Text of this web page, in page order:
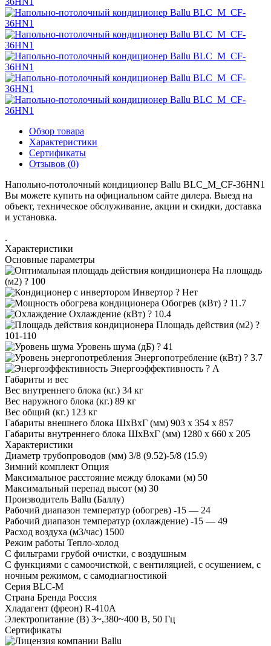
Обзор товара
Характеристики
Сертификаты
Отзывов (0)
Напольно-потолочный кондиционер Ballu BLC_M_CF-36HN1
Вы можете купить на официальном сайте дилера. Выезд на
объект, техническое обслуживание, акции и скидки, доставка
и установка.
.
Характеристики
Основные параметры
На площадь
(м2) ? 100
Инвертор ? Нет
Обогрев (кВт) ? 11.7
Охлаждение (кВт) ? 10.4
Площадь действия (м2) ?
101-110
Уровень шума (дБ) ? 41
Энергопотребление (кВт) ? 3.7
Энергоэффективность ? A
Габариты и вес
Вес внутреннего блока (кг.) 34 кг
Вес наружного блока (кг.) 89 кг
Вес общий (кг.) 123 кг
Габариты внешнего блока ШхВхГ (мм) 903 x 354 x 857
Габариты внутреннего блока ШхВхГ (мм) 1280 x 660 x 205
Характеристики
Диаметр трубопроводов (мм) 3/8 (9.52)-5/8 (15.9)
Зимний комплект Опция
Максимальное расстояние между блоками (м) 50
Максимальный перепад высот (м) 30
Производитель Ballu (Баллу)
Рабочий диапазон температур (обогрев) -15 — 24
Рабочий диапазон температур (охлаждение) -15 — 49
Расход воздуха (м3/час) 1500
Режим работы Тепло-холод
С фильтрами грубой очистки, с воздушным
С функциями с самоочисткой, с вентиляцией, с осушением, с
ночным режимом, с самодиагностикой
Серия BLC-M
Страна Бренда Россия
Хладагент (фреон) R-410A
Электропитание (В) 3~,380~400 В, 50 Гц
Сертификаты